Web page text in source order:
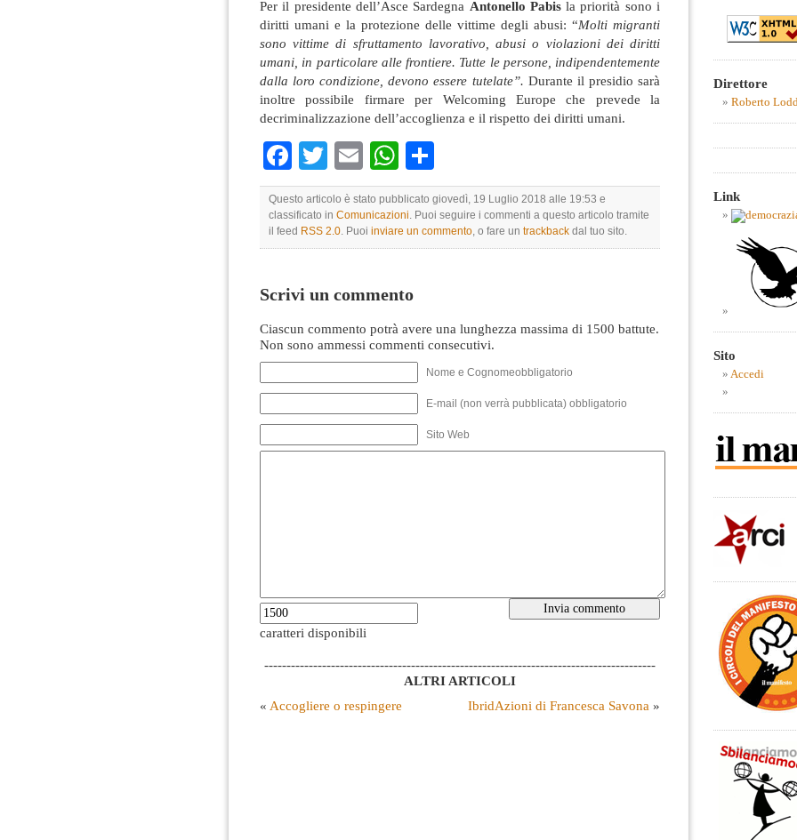
Per il presidente dell’Asce Sardegna Antonello Pabisla priorità sono i
diritti umani e la protezione delle vittime degli abusi: “Molti migranti
sono vittime di sfruttamento lavorativo, abusi o violazioni dei diritti
umani, in particolare alle frontiere. Tutte le persone, indipendentemente
dalla loro condizione, devono essere tutelate”. Durante il presidio sarà
inoltre possibile firmare per Welcoming Europe che prevede la
decriminalizzazione dell’accoglienza e il rispetto dei diritti umani.
Facebook
TwitterEmailWhatsApp
Questo articolo è stato pubblicato giovedì, 19 Luglio 2018 alle 19:53 e
classificato in Comunicazioni. Puoi seguire i commenti a questo articolo tramite
il feed RSS 2.0. Puoi inviare un commento, o fare un trackback dal tuo sito.
Scrivi un commento
Ciascun commento potrà avere una lunghezza massima di 1500 battute.
Non sono ammessi commenti consecutivi.
Nome e Cognomeobbligatorio
E-mail (non verrà pubblicata) obbligatorio
Sito Web
caratteri disponibili
----------------------------------------------------------------------------------------
ALTRI ARTICOLI
« Accogliere o respingere IbridAzioni di Francesca Savona »
Direttore
Roberto
Link
Sito
Accedi